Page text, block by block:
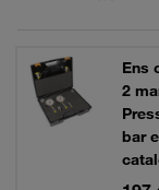
Ens
2
bar